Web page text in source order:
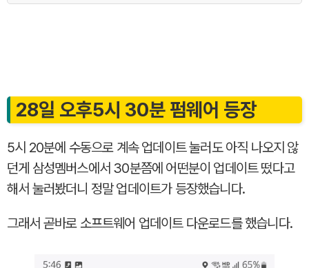
28일 오후5시 30분 펌웨어 등장
5시 20분에 수동으로 계속 업데이트 눌러도 아직 나오지 않
던게 삼성멤버스에서 30분쯤에 어떤분이 업데이트 떴다고
해서 눌러봤더니 정말 업데이트가 등장했습니다.
그래서 곧바로 소프트웨어 업데이트 다운로드를 했습니다.